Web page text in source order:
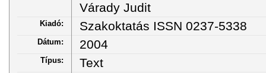
Várady Judit
Kiadó: Szakoktatás ISSN 0237-5338
Dátum: 2004
Típus: Text